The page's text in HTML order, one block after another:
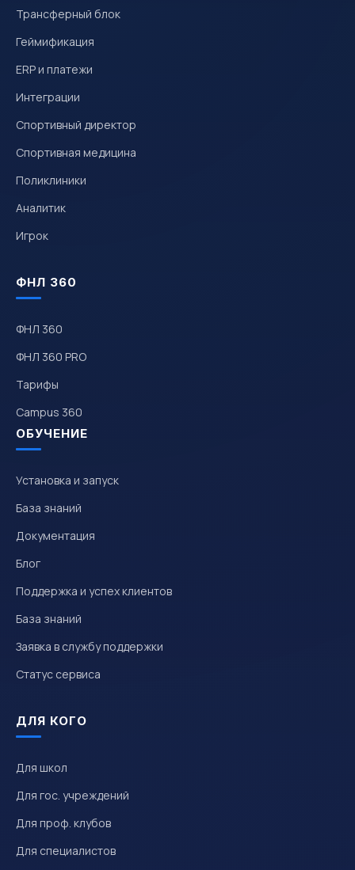
Трансферный блок
Геймификация
ERP и платежи
Интеграции
Спортивный директор
Спортивная медицина
Поликлиники
Аналитик
Игрок
ФНЛ 360
ФНЛ 360
ФНЛ 360 PRO
Тарифы
Campus 360
ОБУЧЕНИЕ
Установка и запуск
База знаний
Документация
Блог
Поддержка и успех клиентов
База знаний
Заявка в службу поддержки
Статус сервиса
ДЛЯ КОГО
Для школ
Для гос. учреждений
Для проф. клубов
Для специалистов